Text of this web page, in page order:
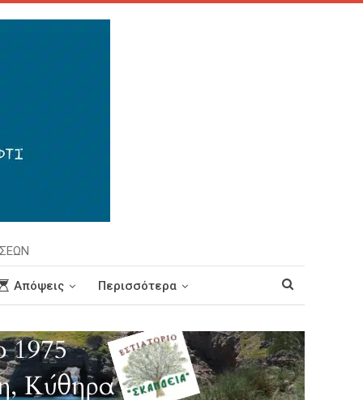
Απόψεις Περισσότερα